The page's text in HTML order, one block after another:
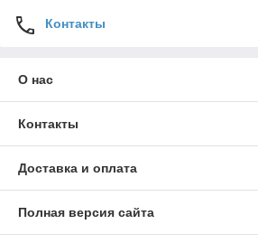
Контакты
О нас
Контакты
Доставка и оплата
Полная версия сайта